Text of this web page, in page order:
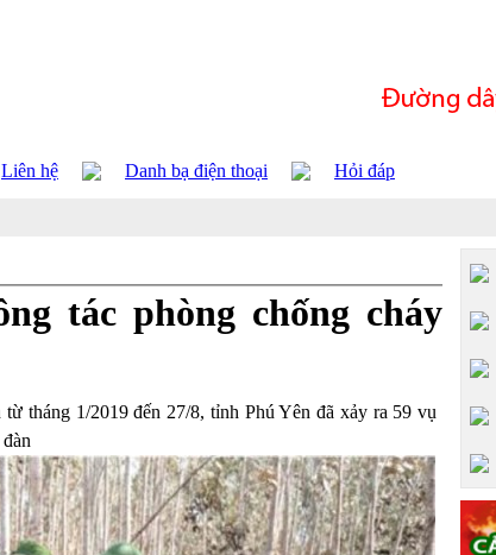
Liên hệ Danh bạ điện thoại Hỏi đáp
tác phòng chống cháy
tháng 1/2019 đến 27/8, tỉnh Phú Yên đã xảy ra 59 vụ